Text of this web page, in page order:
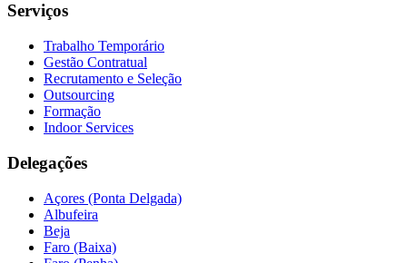
Serviços
Trabalho Temporário
Gestão Contratual
Recrutamento e Seleção
Outsourcing
Formação
Indoor Services
Delegações
Açores (Ponta Delgada)
Albufeira
Beja
Faro (Baixa)